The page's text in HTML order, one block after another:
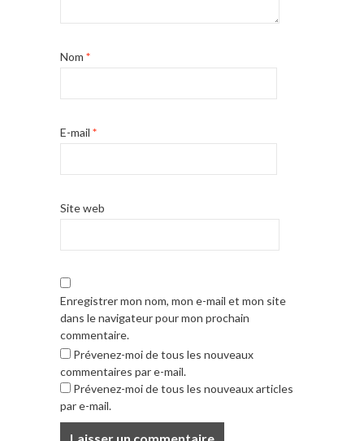
Nom *
E-mail *
Site web
Enregistrer mon nom, mon e-mail et mon site
dans le navigateur pour mon prochain
commentaire.
Prévenez-moi de tous les nouveaux
commentaires par e-mail.
Prévenez-moi de tous les nouveaux articles
par e-mail.